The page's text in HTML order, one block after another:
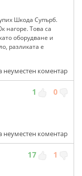
Шкода Супърб.
нагоре. Това са
оборудване и
разликата е
неуместен коментар
1 0
неуместен коментар
17 1